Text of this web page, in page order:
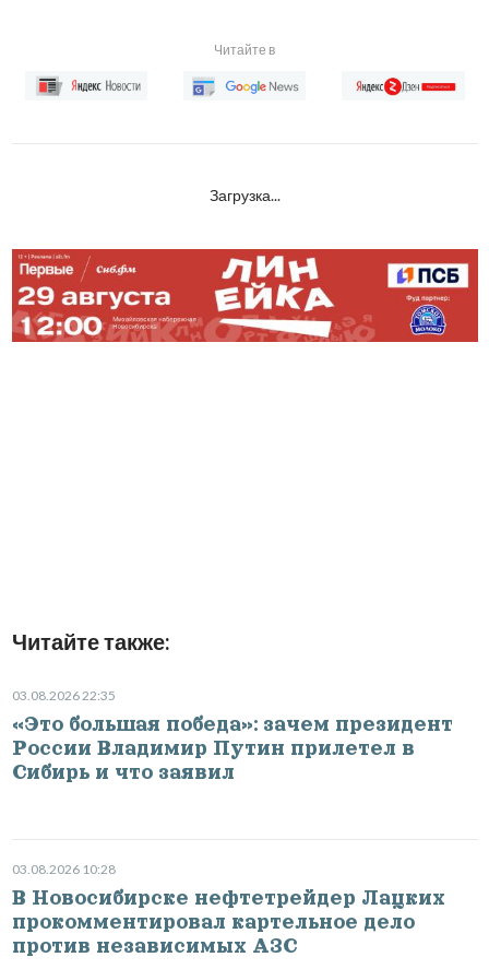
Читайте в
Загрузка...
Читайте также:
03.08.2026 22:35
«Это большая победа»: зачем президент
России Владимир Путин прилетел в
Сибирь и что заявил
03.08.2026 10:28
В Новосибирске нефтетрейдер Лацких
прокомментировал картельное дело
против независимых АЗС